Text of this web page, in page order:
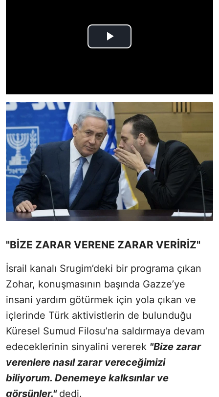
"BİZE ZARAR VERENE ZARAR VERİRİZ"
İsrail kanalı Srugim’deki bir programa çıkan
Zohar, konuşmasının başında Gazze’ye
insani yardım götürmek için yola çıkan ve
içlerinde Türk aktivistlerin de bulunduğu
Küresel Sumud Filosu’na saldırmaya devam
edeceklerinin sinyalini vererek "Bize zarar
verenlere nasıl zarar vereceğimizi
biliyorum. Denemeye kalksınlar ve
görsünler." dedi.